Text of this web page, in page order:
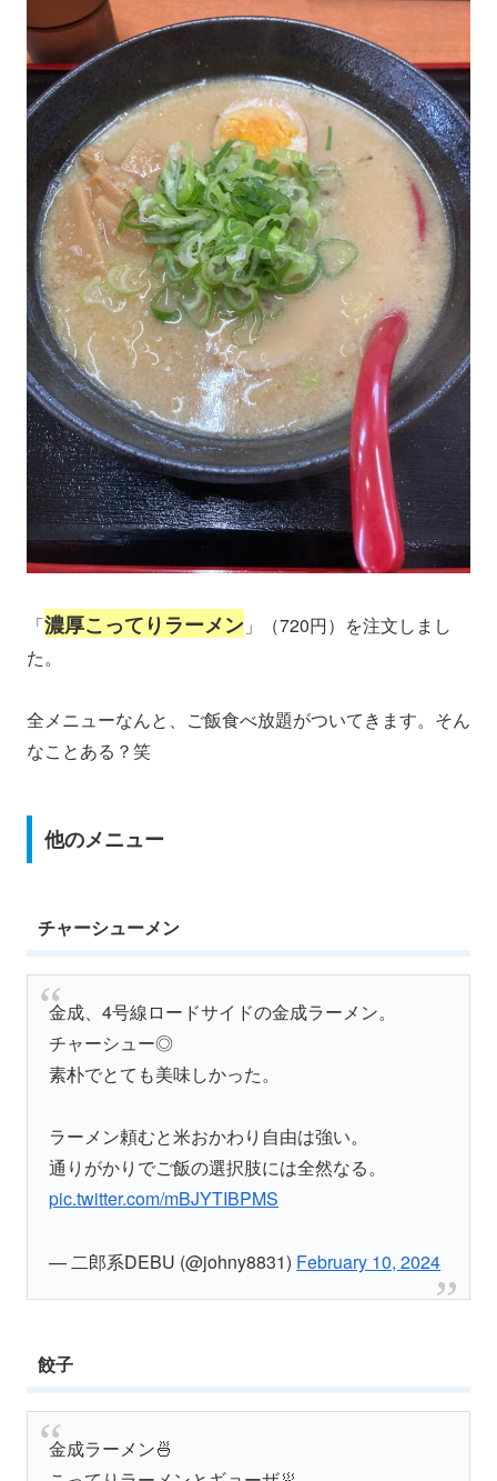
「濃厚こってりラーメン 」（720円）を注文しまし
た。
全メニューなんと、ご飯食べ放題がついてきます。そん
なことある？笑
他のメニュー
チャーシューメン
金成、4号線ロードサイドの金成ラーメン。
チャーシュー◎
素朴でとても美味しかった。
ラーメン頼むと米おかわり自由は強い。
通りがかりでご飯の選択肢には全然なる。
pic.twitter.com/mBJYTIBPMS
— 二郎系DEBU (@johny8831) February 10, 2024
餃子
金成ラーメン🍜